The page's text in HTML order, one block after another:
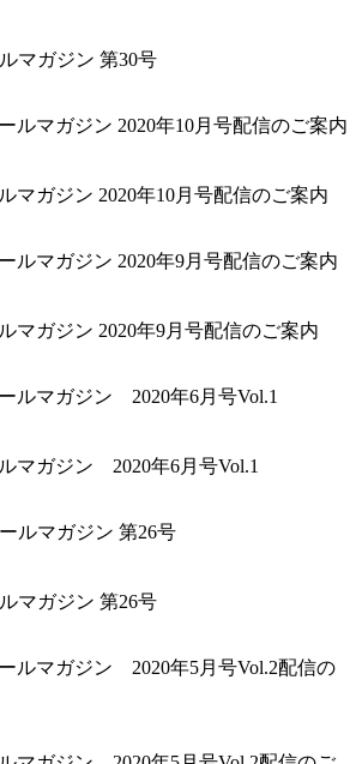
マガジン 第30号
マガジン 2020年10月号配信のご案内
マガジン 2020年9月号配信のご案内
マガジン 2020年6月号Vol.1
マガジン 第26号